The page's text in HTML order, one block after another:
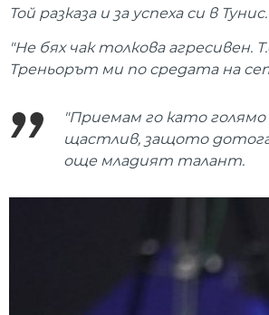
Той разказа и за успеха си в Тунис.
"Не бях чак толкова агресивен.
Треньорът ми по средата на
"Приемам го като
щастлив, защото
още младият талант.